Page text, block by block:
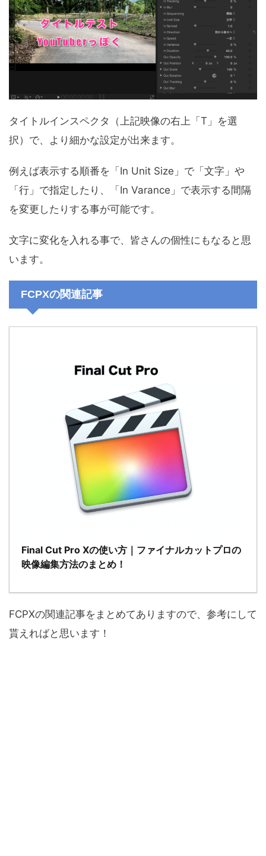
タイトルインスペクタ（上記映像の右上「T」を選
択）で、より細かな設定が出来ます。
例えば表示する順番を「In Unit Size」で「文字」や
「行」で指定したり、「In Varance」で表示する間隔
を変更したりする事が可能です。
文字に変化を入れる事で、皆さんの個性にもなると思
います。
FCPXの関連記事
Final Cut Pro Xの使い方｜ファイナルカットプロの
映像編集方法のまとめ！
FCPXの関連記事をまとめてありますので、参考にして
貰えればと思います！